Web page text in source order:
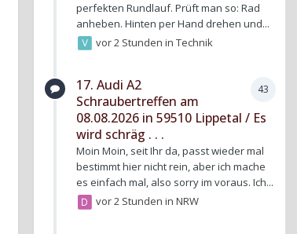
perfekten Rundlauf. Prüft man so: Rad
anheben. Hinten per Hand drehen und...
vor 2 Stunden inTechnik
43
17. Audi A2
Schraubertreffen am
08.08.2026 in 59510 Lippetal / Es
wird schräg . . .
Moin Moin, seit Ihr da, passt wieder mal
bestimmt hier nicht rein, aber ich mache
es einfach mal, also sorry im voraus. Ich...
vor 2 Stunden inNRW